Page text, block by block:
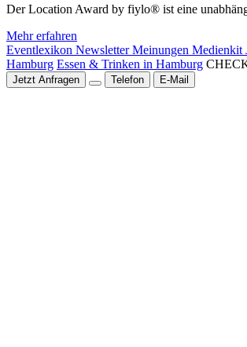
Der Location Award by fiylo® ist eine
Mehr erfahren
Eventlexikon NewsletterMeinungen Medienkit
Hamburg Essen & Trinken in Hamburg
Jetzt Anfragen Telefon E-Mail